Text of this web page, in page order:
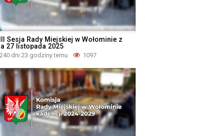
Sesja Rady Miejskiej w Wołominie z
27 listopada 2025
240 dni 23 godziny temu 1097